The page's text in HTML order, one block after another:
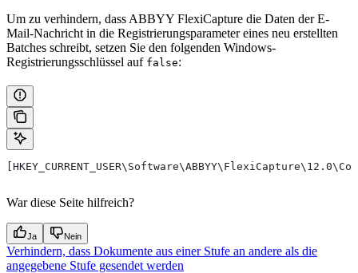
Um zu verhindern, dass ABBYY FlexiCapture die Daten der E-
Mail-Nachricht in die Registrierungsparameter eines neu erstellten
Batches schreibt, setzen Sie den folgenden Windows-
Registrierungsschlüssel auf false:
War diese Seite hilfreich?
Ja Nein
Verhindern, dass Dokumente aus einer Stufe an andere als die
angegebene Stufe gesendet werden